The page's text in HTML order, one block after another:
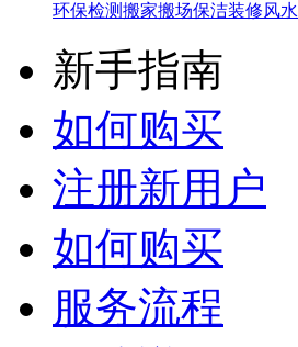
环保检测搬家搬场保洁装修风水
新手指南
如何购买
注册新用户
如何购买
服务流程